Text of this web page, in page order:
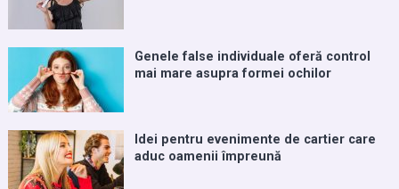
Genele false individuale oferă control
mai mare asupra formei ochilor
Idei pentru evenimente de cartier care
aduc oamenii împreună